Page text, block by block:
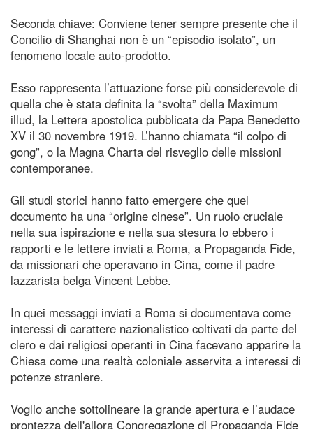
Seconda chiave: Conviene tener sempre presente che il
Concilio di Shanghai non è un “episodio isolato”, un
fenomeno locale auto-prodotto.
Esso rappresenta l’attuazione forse più considerevole di
quella che è stata definita la “svolta” della Maximum
illud, la Lettera apostolica pubblicata da Papa Benedetto
XV il 30 novembre 1919. L’hanno chiamata “il colpo di
gong”, o la Magna Charta del risveglio delle missioni
contemporanee.
Gli studi storici hanno fatto emergere che quel
documento ha una “origine cinese”. Un ruolo cruciale
nella sua ispirazione e nella sua stesura lo ebbero i
rapporti e le lettere inviati a Roma, a Propaganda Fide,
da missionari che operavano in Cina, come il padre
lazzarista belga Vincent Lebbe.
In quei messaggi inviati a Roma si documentava come
interessi di carattere nazionalistico coltivati da parte del
clero e dai religiosi operanti in Cina facevano apparire la
Chiesa come una realtà coloniale asservita a interessi di
potenze straniere.
Voglio anche sottolineare la grande apertura e l’audace
prontezza dell'allora Congregazione di Propaganda Fide